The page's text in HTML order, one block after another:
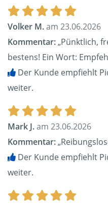
Volker M.am 23.06.2026
Kommentar:„Pünktlich,
bestens! Ein Wort:
Der Kunde empfiehlt
weiter.
Mark J.am 23.06.2026
Kommentar:
Der Kunde empfiehlt
weiter.